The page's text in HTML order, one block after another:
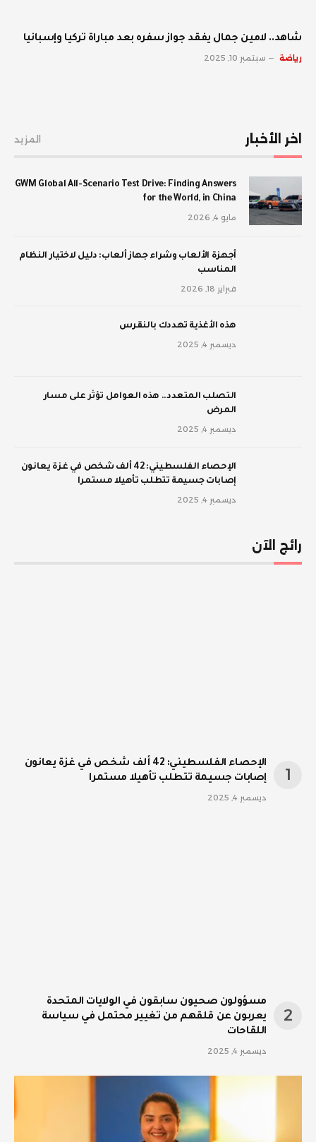
شاهد.. لامين جمال يفقد جواز سفره بعد مباراة تركيا وإسبانيا
رياضة سبتمبر 10, 2025
اخر الأخبار المزيد
GWM Global All-Scenario Test Drive: Finding Answers
for the World, in China
مايو 4, 2026
أجهزة الألعاب وشراء جهاز ألعاب: دليل لاختيار النظام
المناسب
فبراير 18, 2026
‫هذه الأغذية تهددك بالنقرس
ديسمبر 4, 2025
‫التصلب المتعدد.. هذه العوامل تؤثر على مسار
المرض
ديسمبر 4, 2025
الإحصاء الفلسطيني: 42 ألف شخص في غزة يعانون
إصابات جسيمة تتطلب تأهيلا مستمرا
ديسمبر 4, 2025
رائج الآن
الإحصاء الفلسطيني: 42 ألف شخص في غزة يعانون
إصابات جسيمة تتطلب تأهيلا مستمرا
ديسمبر 4, 2025
مسؤولون صحيون سابقون في الولايات المتحدة
يعربون عن قلقهم من تغيير محتمل في سياسة
اللقاحات
ديسمبر 4, 2025